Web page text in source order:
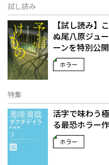
試し読み
【試し読み】
ぬ――尾八原ジ
ーンを特別公開
ホラー
特集
活字で味わう
る最恐ホラー
ホラー